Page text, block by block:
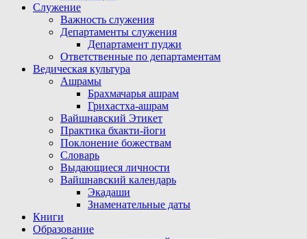
Служение
Важность служения
Департаменты служения
Департамент пуджи
Ответственные по департаментам
Ведическая культура
Ашрамы
Брахмачарья ашрам
Грихастха-ашрам
Вайшнавский Этикет
Практика бхакти-йоги
Поклонение божествам
Словарь
Выдающиеся личности
Вайшнавский календарь
Экадаши
Знаменательные даты
Книги
Образование